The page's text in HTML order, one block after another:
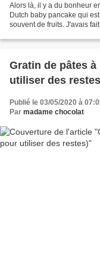
Alors là, il y a du bonheur
Dutch baby pancake qui
souvent de fruits. J'avais
Gratin de pâtes
utiliser des
Publié le 03/05/2020 à
Par madame chocolat